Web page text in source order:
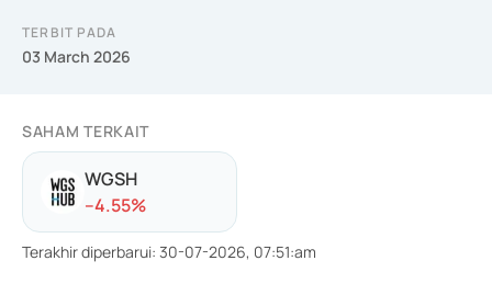
TERBIT PADA
03 March 2026
SAHAM TERKAIT
WGSH
--4.55%
Terakhir diperbarui: 30-07-2026, 07:51:am